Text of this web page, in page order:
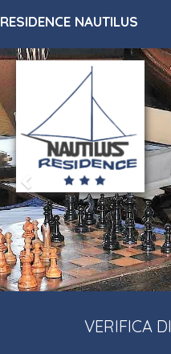
RESIDENCE NAUTILUS
VERIFICA